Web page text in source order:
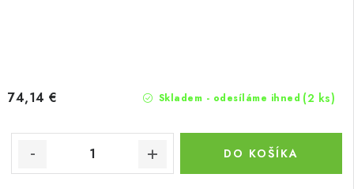
Skladem - odesíláme ihned (2 ks)
74,14 €
DO KOŠÍKA